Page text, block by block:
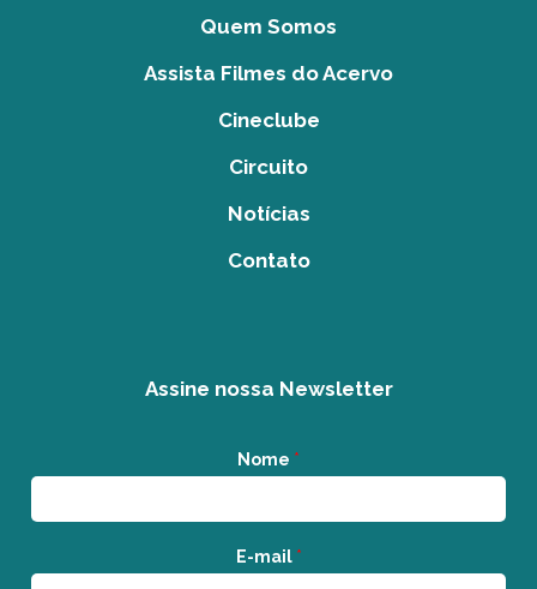
Quem Somos
Assista Filmes do Acervo
Cineclube
Circuito
Notícias
Contato
Assine nossa Newsletter
Nome *
E-mail *